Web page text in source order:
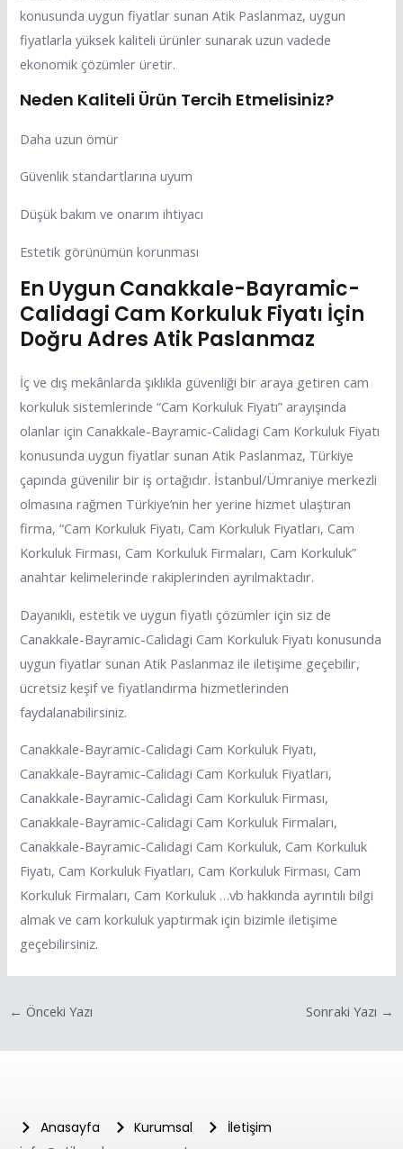
konusunda uygun fiyatlar sunan Atik Paslanmaz, uygun
fiyatlarla yüksek kaliteli ürünler sunarak uzun vadede
ekonomik çözümler üretir.
Neden Kaliteli Ürün Tercih Etmelisiniz?
Daha uzun ömür
Güvenlik standartlarına uyum
Düşük bakım ve onarım ihtiyacı
Estetik görünümün korunması
En Uygun Canakkale-Bayramic-
Calidagi Cam Korkuluk Fiyatı İçin
Doğru Adres Atik Paslanmaz
İç ve dış mekânlarda şıklıkla güvenliği bir araya getiren cam
korkuluk sistemlerinde “Cam Korkuluk Fiyatı” arayışında
olanlar için Canakkale-Bayramic-Calidagi Cam Korkuluk Fiyatı
konusunda uygun fiyatlar sunan Atik Paslanmaz, Türkiye
çapında güvenilir bir iş ortağıdır. İstanbul/Ümraniye merkezli
olmasına rağmen Türkiye’nin her yerine hizmet ulaştıran
firma, “Cam Korkuluk Fiyatı, Cam Korkuluk Fiyatları, Cam
Korkuluk Firması, Cam Korkuluk Firmaları, Cam Korkuluk”
anahtar kelimelerinde rakiplerinden ayrılmaktadır.
Dayanıklı, estetik ve uygun fiyatlı çözümler için siz de
Canakkale-Bayramic-Calidagi Cam Korkuluk Fiyatı konusunda
uygun fiyatlar sunan Atik Paslanmaz ile iletişime geçebilir,
ücretsiz keşif ve fiyatlandırma hizmetlerinden
faydalanabilirsiniz.
Canakkale-Bayramic-Calidagi Cam Korkuluk Fiyatı,
Canakkale-Bayramic-Calidagi Cam Korkuluk Fiyatları,
Canakkale-Bayramic-Calidagi Cam Korkuluk Firması,
Canakkale-Bayramic-Calidagi Cam Korkuluk Firmaları,
Canakkale-Bayramic-Calidagi Cam Korkuluk, Cam Korkuluk
Fiyatı, Cam Korkuluk Fiyatları, Cam Korkuluk Firması, Cam
Korkuluk Firmaları, Cam Korkuluk …vb hakkında ayrıntılı bilgi
almak ve cam korkuluk yaptırmak için bizimle iletişime
geçebilirsiniz.
← Önceki Yazı Sonraki Yazı →
Anasayfa Kurumsal
İletişim